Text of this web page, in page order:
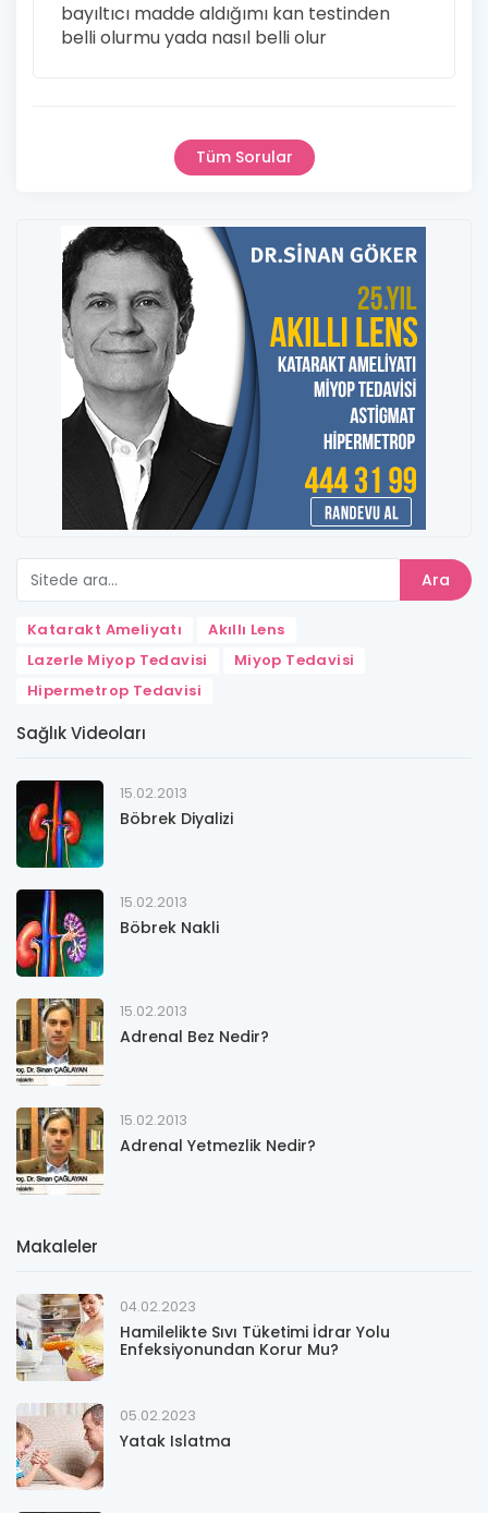
bayıltıcı madde aldığımı kan testinden
belli olurmu yada nasıl belli olur
Tüm Sorular
Ara
Katarakt Ameliyatı
Akıllı Lens
Lazerle Miyop Tedavisi
Miyop Tedavisi
Hipermetrop Tedavisi
Sağlık Videoları
15.02.2013
Böbrek Diyalizi
15.02.2013
Böbrek Nakli
15.02.2013
Adrenal Bez Nedir?
15.02.2013
Adrenal Yetmezlik Nedir?
Makaleler
04.02.2023
Hamilelikte Sıvı Tüketimi İdrar Yolu
Enfeksiyonundan Korur Mu?
05.02.2023
Yatak Islatma